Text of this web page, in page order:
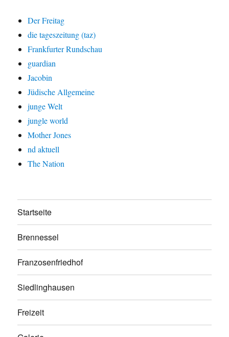
Der Freitag
die tageszeitung (taz)
Frankfurter Rundschau
guardian
Jacobin
Jüdische Allgemeine
junge Welt
jungle world
Mother Jones
nd aktuell
The Nation
Startseite
Brennessel
Franzosenfriedhof
Siedlinghausen
Freizeit